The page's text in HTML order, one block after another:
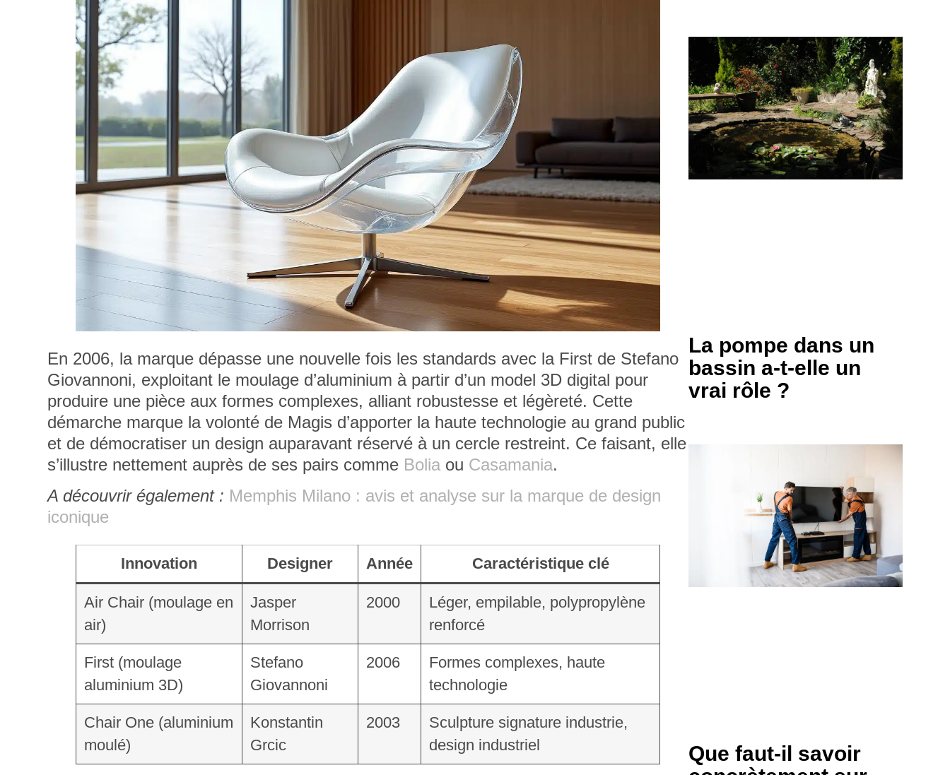
En 2006, la marque dépasse une nouvelle fois les standards avec la First de Stefano
Giovannoni, exploitant le moulage d’aluminium à partir d’un model 3D digital pour
produire une pièce aux formes complexes, alliant robustesse et légèreté. Cette
démarche marque la volonté de Magis d’apporter la haute technologie au grand public
et de démocratiser un design auparavant réservé à un cercle restreint. Ce faisant, elle
s’illustre nettement auprès de ses pairs comme Bolia ou Casamania.
A découvrir également : Memphis Milano : avis et analyse sur la marque de design
iconique
Innovation Designer Année Caractéristique clé
Air Chair (moulage en
air)
Jasper
Morrison
2000
Léger, empilable, polypropylène
renforcé
First (moulage
aluminium 3D)
Stefano
Giovannoni
2006
Formes complexes, haute
technologie
Chair One (aluminium
moulé)
Konstantin
Grcic
2003
Sculpture signature industrie,
design industriel
La pompe dans un
bassin a-t-elle un
vrai rôle ?
Que faut-il savoir